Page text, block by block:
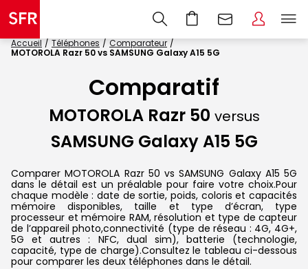
Accueil Téléphones
Comparateur
MOTOROLA Razr 50 vs SAMSUNG Galaxy A15 5G
Comparatif
MOTOROLA Razr 50 versus
SAMSUNG Galaxy A15 5G
Comparer MOTOROLA Razr 50 vs SAMSUNG Galaxy A15 5G
dans le détail est un préalable pour faire votre choix.Pour
chaque modèle : date de sortie, poids, coloris et capacités
mémoire disponibles, taille et type d’écran, type
processeur et mémoire RAM, résolution et type de capteur
de l’appareil photo,connectivité (type de réseau : 4G, 4G+,
5G et autres : NFC, dual sim), batterie (technologie,
capacité, type de charge).Consultez le tableau ci-dessous
pour comparer les deux téléphones dans le détail.